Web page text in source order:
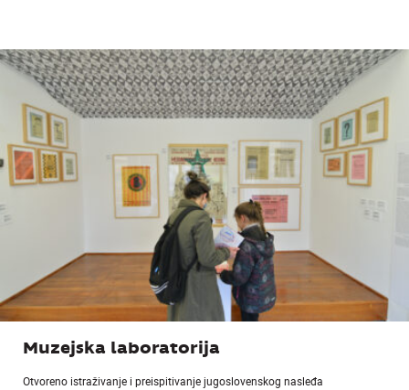
Muzejska laboratorija
Otvoreno istraživanje i preispitivanje jugoslovenskog nasleđa